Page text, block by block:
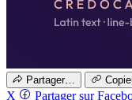
Partager…
X
Partager sur